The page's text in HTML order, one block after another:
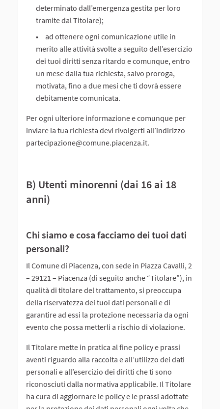
determinato dall’emergenza gestita per loro
tramite dal Titolare);
ad ottenere ogni comunicazione utile in
merito alle attività svolte a seguito dell’esercizio
dei tuoi diritti senza ritardo e comunque, entro
un mese dalla tua richiesta, salvo proroga,
motivata, fino a due mesi che ti dovrà essere
debitamente comunicata.
Per ogni ulteriore informazione e comunque per
inviare la tua richiesta devi rivolgerti all’indirizzo
partecipazione@comune.piacenza.it.
B) Utenti minorenni (dai 16 ai 18
anni)
Chi siamo e cosa facciamo dei tuoi dati
personali?
Il Comune di Piacenza, con sede in Piazza Cavalli, 2
– 29121 – Piacenza (di seguito anche “Titolare”), in
qualità di titolare del trattamento, si preoccupa
della riservatezza dei tuoi dati personali e di
garantire ad essi la protezione necessaria da ogni
evento che possa metterli a rischio di violazione.
Il Titolare mette in pratica al fine policy e prassi
aventi riguardo alla raccolta e all’utilizzo dei dati
personali e all’esercizio dei diritti che ti sono
riconosciuti dalla normativa applicabile. Il Titolare
ha cura di aggiornare le policy e le prassi adottate